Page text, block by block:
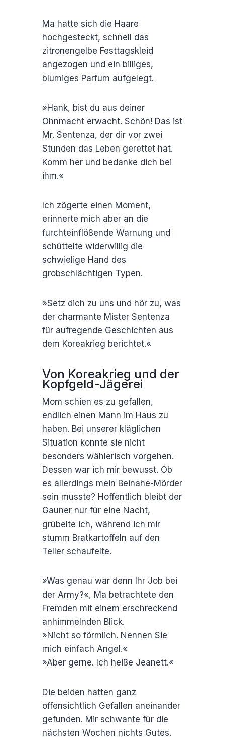
Ma hatte sich die Haare
hochgesteckt, schnell das
zitronengelbe Festtagskleid
angezogen und ein billiges,
blumiges Parfum aufgelegt.
»Hank, bist du aus deiner
Ohnmacht erwacht. Schön! Das ist
Mr. Sentenza, der dir vor zwei
Stunden das Leben gerettet hat.
Komm her und bedanke dich bei
ihm.«
Ich zögerte einen Moment,
erinnerte mich aber an die
furchteinflößende Warnung und
schüttelte widerwillig die
schwielige Hand des
grobschlächtigen Typen.
»Setz dich zu uns und hör zu, was
der charmante Mister Sentenza
für aufregende Geschichten aus
dem Koreakrieg berichtet.«
Von Koreakrieg und der
Kopfgeld-Jägerei
Mom schien es zu gefallen,
endlich einen Mann im Haus zu
haben. Bei unserer kläglichen
Situation konnte sie nicht
besonders wählerisch vorgehen.
Dessen war ich mir bewusst. Ob
es allerdings mein Beinahe-Mörder
sein musste? Hoffentlich bleibt der
Gauner nur für eine Nacht,
grübelte ich, während ich mir
stumm Bratkartoffeln auf den
Teller schaufelte.
»Was genau war denn Ihr Job bei
der Army?«, Ma betrachtete den
Fremden mit einem erschreckend
anhimmelnden Blick.
»Nicht so förmlich. Nennen Sie
mich einfach Angel.«
»Aber gerne. Ich heiße Jeanett.«
Die beiden hatten ganz
offensichtlich Gefallen aneinander
gefunden. Mir schwante für die
nächsten Wochen nichts Gutes.